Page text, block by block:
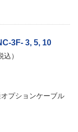
3F- 3, 5, 10
込）
プションケーブル